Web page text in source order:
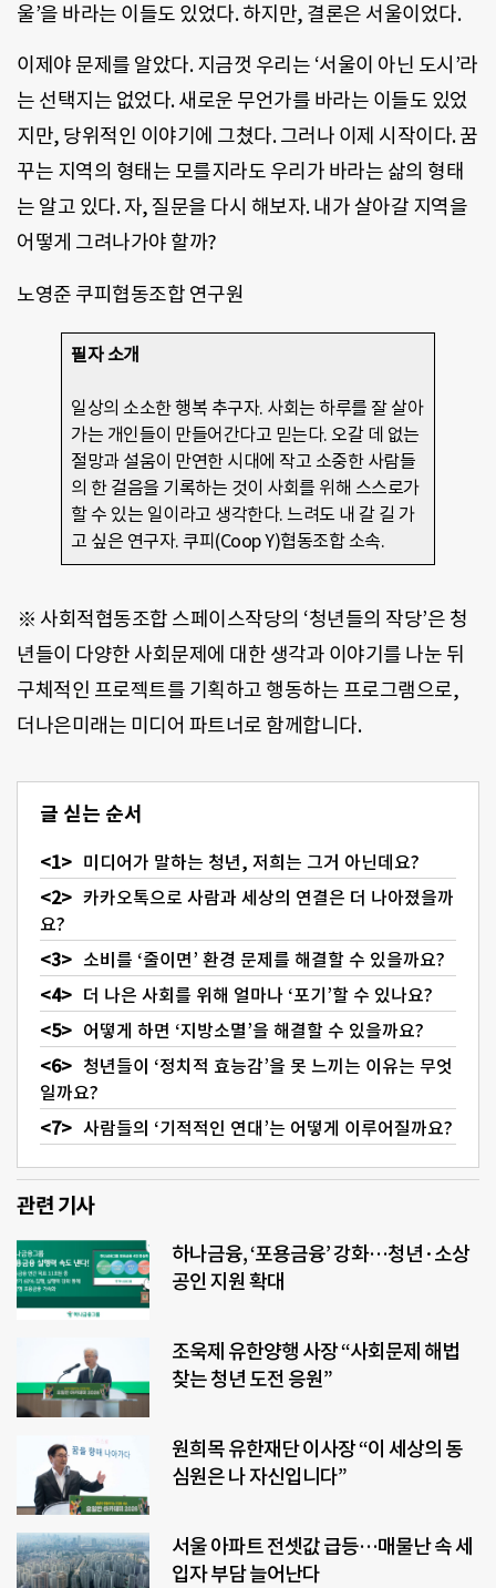
울’을 바라는 이들도 있었다. 하지만, 결론은 서울이었다.
이제야 문제를 알았다. 지금껏 우리는 ‘서울이 아닌 도시’라
는 선택지는 없었다. 새로운 무언가를 바라는 이들도 있었
지만, 당위적인 이야기에 그쳤다. 그러나 이제 시작이다. 꿈
꾸는 지역의 형태는 모를지라도 우리가 바라는 삶의 형태
는 알고 있다. 자, 질문을 다시 해보자. 내가 살아갈 지역을
어떻게 그려나가야 할까?
노영준 쿠피협동조합 연구원
필자 소개
일상의 소소한 행복 추구자. 사회는 하루를 잘 살아
가는 개인들이 만들어간다고 믿는다. 오갈 데 없는
절망과 설움이 만연한 시대에 작고 소중한 사람들
의 한 걸음을 기록하는 것이 사회를 위해 스스로가
할 수 있는 일이라고 생각한다. 느려도 내 갈 길 가
고 싶은 연구자. 쿠피(Coop Y)협동조합 소속.
※ 사회적협동조합 스페이스작당의 ‘청년들의 작당’은 청
년들이 다양한 사회문제에 대한 생각과 이야기를 나눈 뒤
구체적인 프로젝트를 기획하고 행동하는 프로그램으로,
더나은미래는 미디어 파트너로 함께합니다.
글 싣는 순서
미디어가 말하는 청년, 저희는 그거 아닌데요?
카카오톡으로 사람과 세상의 연결은 더 나아졌을까
요?
소비를 ‘줄이면’ 환경 문제를 해결할 수 있을까요?
더 나은 사회를 위해 얼마나 ‘포기’할 수 있나요?
어떻게 하면 ‘지방소멸’을 해결할 수 있을까요?
청년들이 ‘정치적 효능감’을 못 느끼는 이유는 무엇
일까요?
사람들의 ‘기적적인 연대’는 어떻게 이루어질까요?
관련 기사
하나금융, ‘포용금융’ 강화…청년·소상
공인 지원 확대
조욱제 유한양행 사장 “사회문제 해법
찾는 청년 도전 응원”
원희목 유한재단 이사장 “이 세상의 동
심원은 나 자신입니다”
서울 아파트 전셋값 급등…매물난 속 세
입자 부담 늘어난다